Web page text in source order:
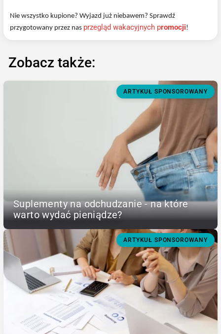
Nie wszystko kupione? Wyjazd już niebawem? Sprawdź
przygotowany przez nas przegląd wakacyjnych promocji!
Zobacz także:
ARTYKUŁ SPONSOROWANY
Suplementy na odchudzanie - na które
warto wydać pieniądze?
ARTYKUŁ SPONSOROWANY